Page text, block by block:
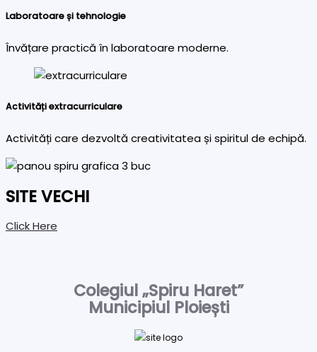
Laboratoare și tehnologie
Învățare practică în laboratoare moderne.
Activități extracurriculare
Activități care dezvoltă creativitatea și spiritul de echipă.
SITE VECHI
Click Here
Colegiul „Spiru Haret”
Municipiul Ploiești